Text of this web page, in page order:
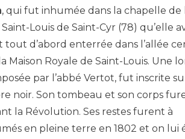
, qui fut inhumée dans la chapelle de
Louis de Saint-Cyr (78) qu’elle
tout d’abord enterrée dans l’allée
Maison Royale de Saint-Louis. Une
par l’abbé Vertot, fut inscrite
noir. Son tombeau et son corps
la Révolution. Ses restes furent à
en pleine terre en 1802 et on lui